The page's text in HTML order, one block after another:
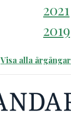
2021
2019
Visa alla årgångar